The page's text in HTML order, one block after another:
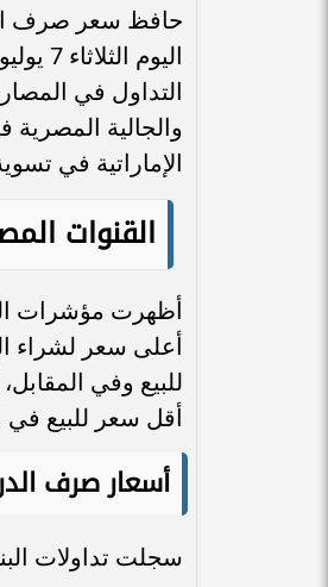
حافظ سعر صرف
التداول في
والجالية
الإماراتية في
القنوات
أظهرت مؤشرات
للبيع وفي
أقل سعر للبيع في السوق عند مستوى 13.30
أسعار صرف
سجلت تداولات